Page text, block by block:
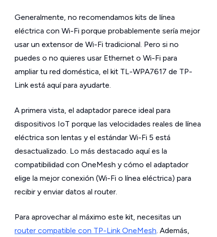
Generalmente, no recomendamos kits de línea
eléctrica con Wi-Fi porque probablemente sería mejor
usar un extensor de Wi-Fi tradicional. Pero si no
puedes o no quieres usar Ethernet o Wi-Fi para
ampliar tu red doméstica, el kit TL-WPA7617 de TP-
Link está aquí para ayudarte.
A primera vista, el adaptador parece ideal para
dispositivos IoT porque las velocidades reales de línea
eléctrica son lentas y el estándar Wi-Fi 5 está
desactualizado. Lo más destacado aquí es la
compatibilidad con OneMesh y cómo el adaptador
elige la mejor conexión (Wi-Fi o línea eléctrica) para
recibir y enviar datos al router.
Para aprovechar al máximo este kit, necesitas un
router compatible con TP-Link OneMesh. Además,